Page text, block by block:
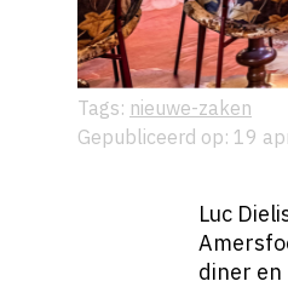
Tags: nieuwe-zaken
Gepubliceerd op: 19
Luc
diner en